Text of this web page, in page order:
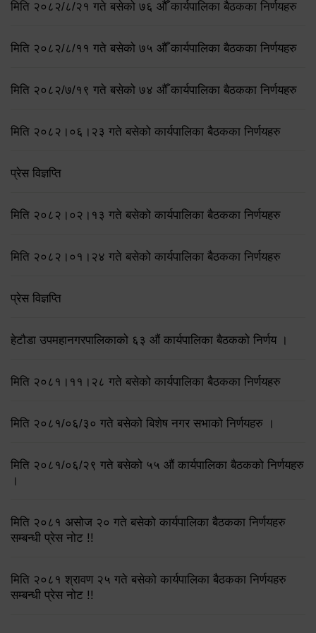
मिति २०८२/८/२१ गते बसेको ७६ औँ कार्यपालिका बैठकका निर्णयहरु
मिति २०८२/८/११ गते बसेको ७५ औँ कार्यपालिका बैठकका निर्णयहरु
मिति २०८२/७/१९ गते बसेको ७४ औँ कार्यपालिका बैठकका निर्णयहरु
मिति २०८२।०६।२३ गते बसेको कार्यपालिका बैठकका निर्णयहरु
प्रेस विज्ञप्ति
मिति २०८२।०२।१३ गते बसेको कार्यपालिका बैठकका निर्णयहरु
मिति २०८२।०१।२४ गते बसेको कार्यपालिका बैठकका निर्णयहरु
प्रेस विज्ञप्ति
हेटौडा उपमहानगरपालिकाको ६३ औं कार्यपालिका बैठकको निर्णय ।
मिति २०८१।११।२८ गते बसेको कार्यपालिका बैठकका निर्णयहरु
मिति २०८१/०६/३० गते बसेको बिशेष नगर सभाको निर्णयहरु ।
मिति २०८१/०६/२९ गते बसेको ५५ औं कार्यपालिका बैठकको निर्णयहरु
।
मिति २०८१ असोज २० गते बसेको कार्यपालिका बैठकका निर्णयहरु
सम्बन्धी प्रेस नोट !!
मिति २०८१ श्रावण २५ गते बसेको कार्यपालिका बैठकका निर्णयहरु
सम्बन्धी प्रेस नोट !!